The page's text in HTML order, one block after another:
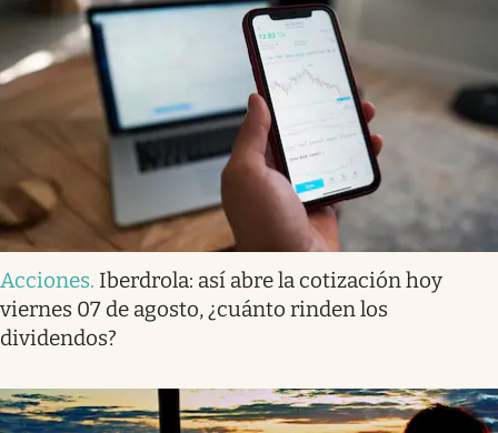
Acciones. Iberdrola: así abre la cotización hoy
viernes 07 de agosto, ¿cuánto rinden los
dividendos?